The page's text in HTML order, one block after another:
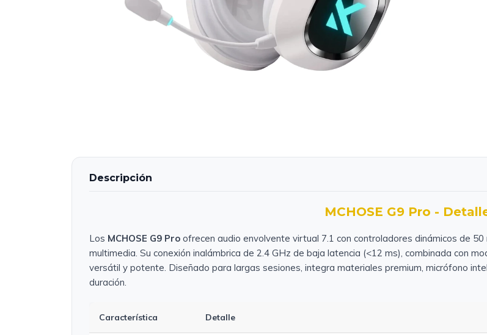
Descripción
MCHOSE G9 Pro -
Los MCHOSE G9 Pro ofrecen audio envolvente virtual 7.1 con controladores dinámicos de
multimedia. Su conexión inalámbrica de 2.4 GHz de baja latencia (<12 ms), combinada con
versátil y potente. Diseñado para largas sesiones, integra materiales premium, micrófono
duración.
Característica Detalle